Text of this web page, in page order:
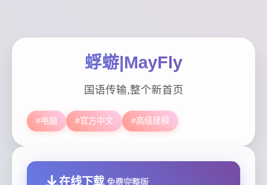
蜉蝣|MayFly
国语传输,整个新首页
#电脑 #官方中文 #高级建模
在线下载 免费完整版